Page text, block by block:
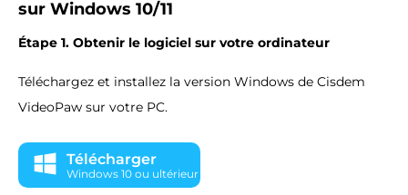
sur Windows 10/11
Étape 1. Obtenir le logiciel sur votre ordinateur
Téléchargez et installez la version Windows de Cisdem
VideoPaw sur votre PC.
Télécharger
Windows 10 ou ultérieur